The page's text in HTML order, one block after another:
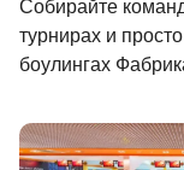
Собирайте
турнирах и
боулингах